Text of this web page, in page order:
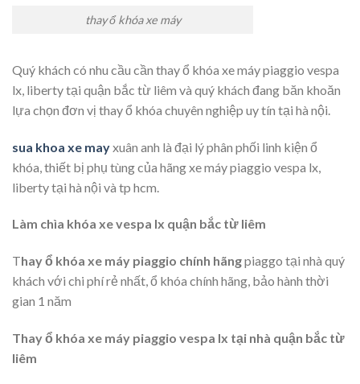
thay ổ khóa xe máy
Quý khách có nhu cầu cần thay ổ khóa xe máy piaggio vespa
lx, liberty tại quận bắc từ liêm và quý khách đang băn khoăn
lựa chọn đơn vị thay ổ khóa chuyên nghiệp uy tín tại hà nội.
sua khoa xe mayxuân anh là đại lý phân phối linh kiện ổ
khóa, thiết bị phụ tùng của hãng xe máy piaggio vespa lx,
liberty tại hà nội và tp hcm.
Làm chìa khóa xe vespa lx quận bắc từ liêm
Thay ổ khóa xe máy piaggio chính hãngpiaggo tại nhà quý
khách với chi phí rẻ nhất, ổ khóa chính hãng, bảo hành thời
gian 1 năm
Thay ổ khóa xe máy piaggio vespa lx tại nhà quận bắc từ
liêm